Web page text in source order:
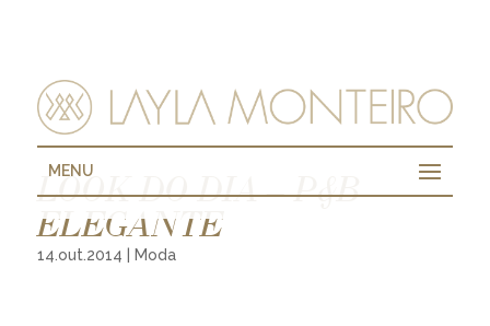
MENU
LOOK DO DIA – P&B
ELEGANTE
14.out.2014 Moda